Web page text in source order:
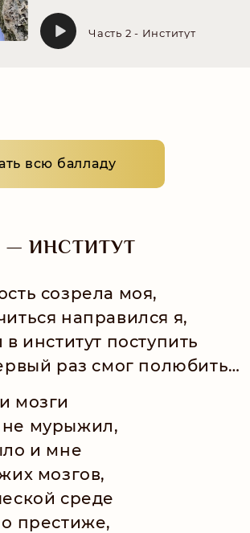
Часть 2 - Институт
всю балладу
— ИНСТИТУТ
созрела моя,
направился я,
в институт поступить
раз смог полюбить…
мозги
мурыжил,
и мне
мозгов,
среде
престиже,